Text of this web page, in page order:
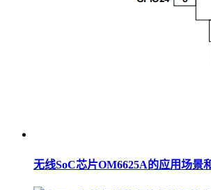
无线SoC芯片OM6625A的应用场景